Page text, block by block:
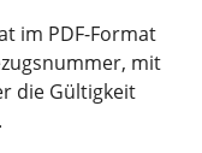
im PDF-Format
mit
die Gültigkeit